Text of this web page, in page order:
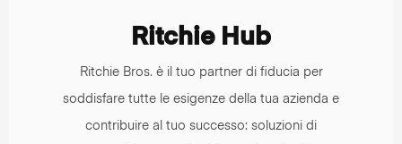
Ritchie Hub
Ritchie Bros. è il tuo partner di fiducia per
soddisfare tutte le esigenze della tua azienda e
contribuire al tuo successo: soluzioni di